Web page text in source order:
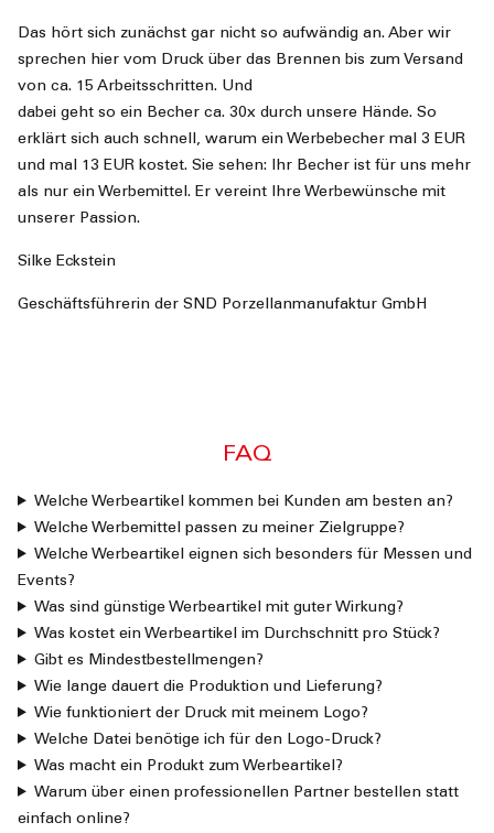
Das hört sich zunächst gar nicht so aufwändig an. Aber wir
sprechen hier vom Druck über das Brennen bis zum Versand
von ca. 15 Arbeitsschritten. Und
dabei geht so ein Becher ca. 30x durch unsere Hände. So
erklärt sich auch schnell, warum ein Werbebecher mal 3 EUR
und mal 13 EUR kostet. Sie sehen: Ihr Becher ist für uns mehr
als nur ein Werbemittel. Er vereint Ihre Werbewünsche mit
unserer Passion.
Silke Eckstein
Geschäftsführerin der SND Porzellanmanufaktur GmbH
FAQ
Welche Werbeartikel kommen bei Kunden am besten an?
Welche Werbemittel passen zu meiner Zielgruppe?
Welche Werbeartikel eignen sich besonders für Messen und
Events?
Was sind günstige Werbeartikel mit guter Wirkung?
Was kostet ein Werbeartikel im Durchschnitt pro Stück?
Gibt es Mindestbestellmengen?
Wie lange dauert die Produktion und Lieferung?
Wie funktioniert der Druck mit meinem Logo?
Welche Datei benötige ich für den Logo-Druck?
Was macht ein Produkt zum Werbeartikel?
Warum über einen professionellen Partner bestellen statt
einfach online?